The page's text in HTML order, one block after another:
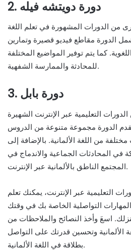
2. دورة دويتشه فيله
من الدورات المشهورة في تعلم اللغة
الدورة مقاطع فيديو قصيرة وتمارين
كما يتم توفير المواضيع المختلفة
للمحادثة والممارسة الشفهية.
3. دورة بابل
التعليمية عبر الإنترنت الشهيرة
تقدم الدورة مجموعة متنوعة من الدروس
من اللغة الألمانية. بالإضافة إلى
في المحادثات الجماعية والاندماج في
المجتمع الناطق بالألمانية عبر الإنترنت.
التعليمية عبر الإنترنت، يمكنك تعلم
المهارات التواصلية الخاصة بك في وقتك
اسعَ وأخذ النصائح والملاحظات من
الألمانية وتحسين قدرتك على التواصل
بطلاقة في اللغة الألمانية.